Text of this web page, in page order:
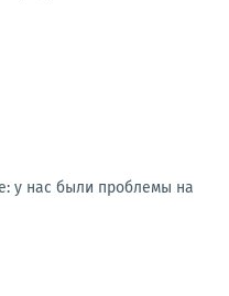
у нас были проблемы на